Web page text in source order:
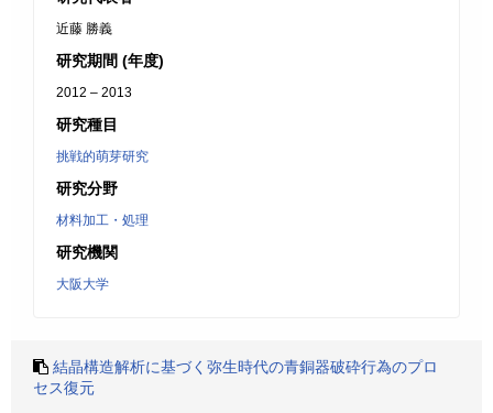
近藤 勝義
研究期間 (年度)
2012 – 2013
研究種目
挑戦的萌芽研究
研究分野
材料加工・処理
研究機関
大阪大学
結晶構造解析に基づく弥生時代の青銅器破砕行為のプロ
セス復元